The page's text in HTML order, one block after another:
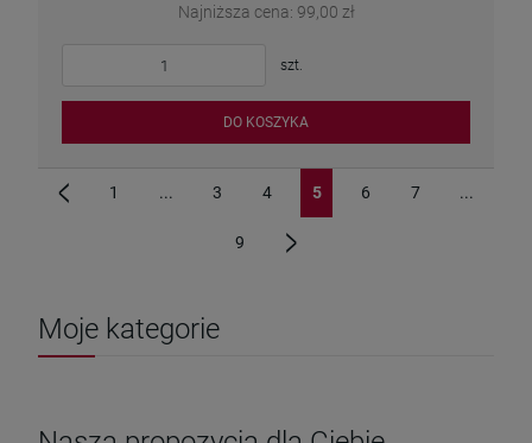
Najniższa cena: 99,00 zł
szt.
DO KOSZYKA
1 ... 3 4 5 6 7 ...
9
Moje kategorie